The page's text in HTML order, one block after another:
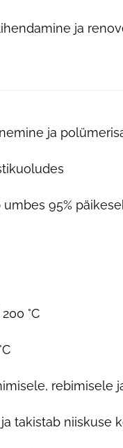
ja
ja
95%
°C
rebimisele
takistab niiskuse